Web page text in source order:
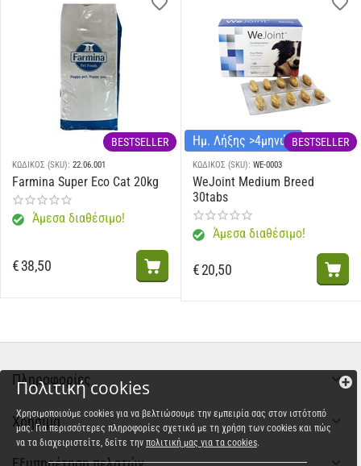
BESTSELLER
ΚΩΔΙΚΟΣ (SKU): 22.06.001
Farmina Super Eco Cat 20kg
Άμεσα διαθέσιμο!
€38,50
Ημ. Λήξης >4μηνώνBESTSELLER
ΚΩΔΙΚΟΣ (SKU): WE-0003
WeJoint Medium Breed
30tabs
Άμεσα διαθέσιμο!
€20,50
Πληροφορίες
Χρήσιμα
Πολιτική cookies
Χρησιμοποιούμε cookies για να βελτιώσουμε την εμπειρία σας στον ιστότοπό
μας. Για περισσότερες πληροφορίες σχετικά με τη χρήση των cookies και πώς
να τα διαχειριστείτε, δείτε την πολιτική μας για τα cookies.